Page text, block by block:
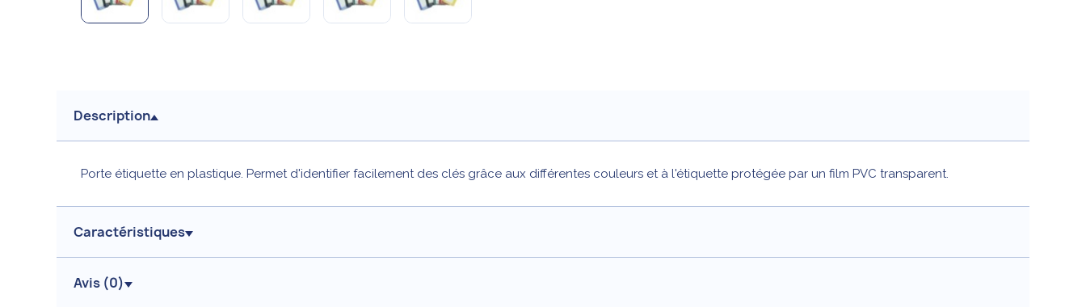
Description
Porte étiquette en plastique. Permet d'identifier facilement des clés grâce aux différentes couleurs et à l'étiquette protégée par un film PVC transparent.
Caractéristiques
Avis (0)